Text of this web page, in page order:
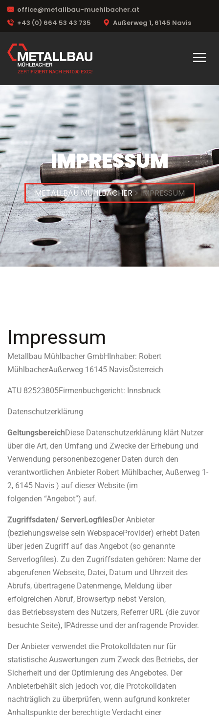
office@metallbau-muehlbacher.at
+43 (0) 664 53 43 735
Außerweg 1, 6145 Navis
IMPRESSUM
METALLBAU MÜHLBACHER> IMPRESSUM
Impressum
Metallbau Mühlbacher GmbHInhaber: Robert
MühlbacherAußerweg 1 6145 NavisÖsterreich
ATU 82523805Firmenbuchgericht: Innsbruck
Datenschutzerklärung
GeltungsbereichDiese Datenschutzerklärung klärt Nutzer
über die Art, den Umfang und Zwecke der Erhebung und
Verwendung personenbezogener Daten durch den
verantwortlichen Anbieter Robert Mühlbacher, Außerweg 1-
2, 6145 Navis ) auf dieser Website (im
folgenden “Angebot”) auf.
Zugriffsdaten/ Server­LogfilesDer Anbieter
(beziehungsweise sein Webspace­Provider) erhebt Daten
über jeden Zugriff auf das Angebot (so genannte
Serverlogfiles). Zu den Zugriffsdaten gehören: Name der
abgerufenen Webseite, Datei, Datum und Uhrzeit des
Abrufs, übertragene Datenmenge, Meldung über
erfolgreichen Abruf, Browsertyp nebst Version,
das Betriebssystem des Nutzers, Referrer URL (die zuvor
besuchte Seite), IP­Adresse und der anfragende Provider.
Der Anbieter verwendet die Protokolldaten nur für
statistische Auswertungen zum Zweck des Betriebs, der
Sicherheit und der Optimierung des Angebotes. Der
Anbieterbehält sich jedoch vor, die Protokolldaten
nachträglich zu überprüfen, wenn aufgrund konkreter
Anhaltspunkte der berechtigte Verdacht einer